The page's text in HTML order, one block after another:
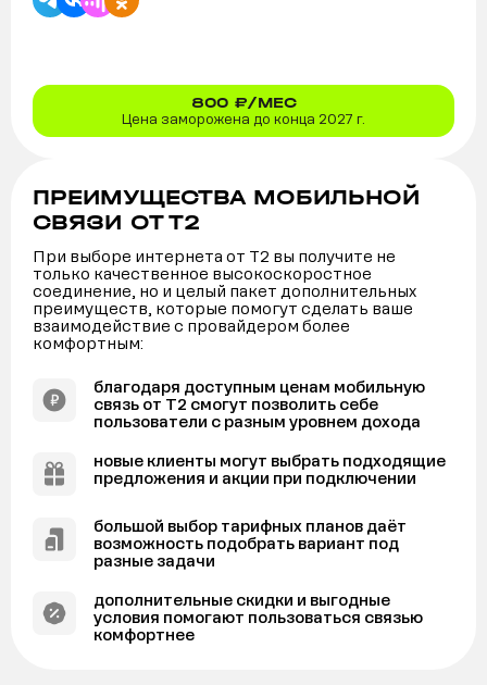
800 ₽/МЕС
Цена заморожена до конца 2027 г.
ПРЕИМУЩЕСТВА МОБИЛЬНОЙ
СВЯЗИ ОТ Т2
При выборе интернета от Т2 вы получите не
только качественное высокоскоростное
соединение, но и целый пакет дополнительных
преимуществ, которые помогут сделать ваше
взаимодействие с провайдером более
комфортным:
благодаря доступным ценам мобильную
связь от Т2 смогут позволить себе
пользователи с разным уровнем дохода
новые клиенты могут выбрать подходящие
предложения и акции при подключении
большой выбор тарифных планов даёт
возможность подобрать вариант под
разные задачи
дополнительные скидки и выгодные
условия помогают пользоваться связью
комфортнее